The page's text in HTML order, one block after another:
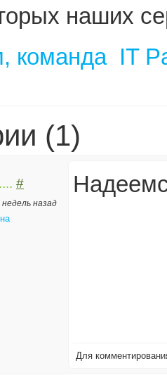
наших
команда IT
(1)
#
назад
Для